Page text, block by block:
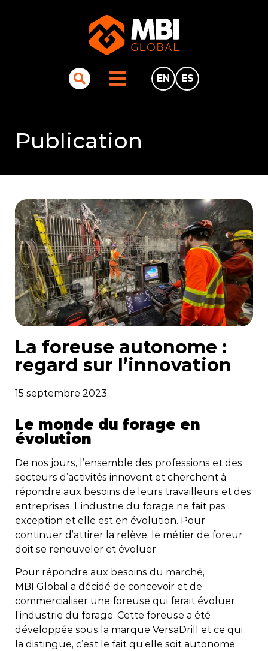
EN ES
Publication
La foreuse autonome :
regard sur l’innovation
15 septembre 2023
Le monde du forage en
évolution
De nos jours, l’ensemble des professions et des
secteurs d’activités innovent et cherchent à
répondre aux besoins de leurs travailleurs et des
entreprises. L’industrie du forage ne fait pas
exception et elle est en évolution. Pour
continuer d’attirer la relève, le métier de foreur
doit se renouveler et évoluer.
Pour répondre aux besoins du marché,
MBI Global a décidé de concevoir et de
commercialiser une foreuse qui ferait évoluer
l’industrie du forage. Cette foreuse a été
développée sous la marque VersaDrill et ce qui
la distingue, c’est le fait qu’elle soit autonome.